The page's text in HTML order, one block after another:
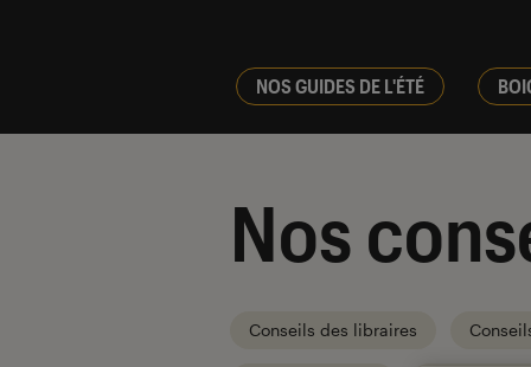
NOS GUIDES DE L'ÉTÉ
Nos
Conseils des libraires